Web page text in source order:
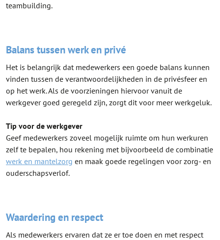
teambuilding.
Balans tussen werk en privé
Het is belangrijk dat medewerkers een goede balans kunnen
vinden tussen de verantwoordelijkheden in de privésfeer en
op het werk. Als de voorzieningen hiervoor vanuit de
werkgever goed geregeld zijn, zorgt dit voor meer werkgeluk.
Tip voor de werkgever
Geef medewerkers zoveel mogelijk ruimte om hun werkuren
zelf te bepalen, hou rekening met bijvoorbeeld de combinatie
werk en mantelzorg en maak goede regelingen voor zorg- en
ouderschapsverlof.
Waardering en respect
Als medewerkers ervaren dat ze er toe doen en met respect